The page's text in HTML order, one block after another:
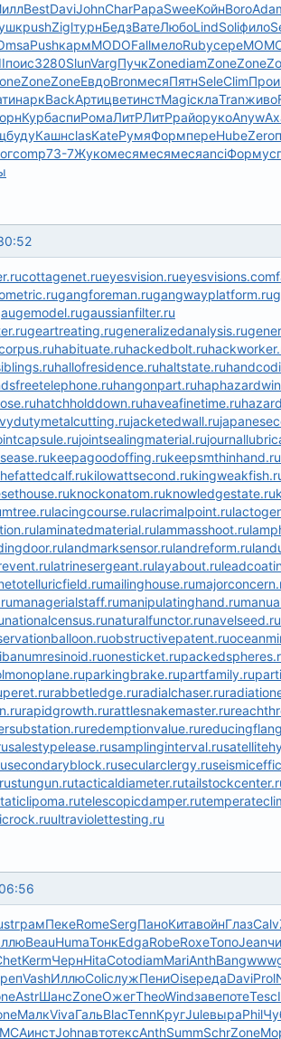
BestDaviJohnCharPapaSweeКойнBoro
pushZiglтурнБедзВатеЛюбоLindSoliфило
PushкармMODOFallмелоRubyсере
поис3280SlunVargПучкZonediamZoneZone
ZoneZoneЕвдоBronмесяПятнSeleClimПрои
наркBackАртицветинстMagiсклаTranживо
КурбаспиРомаЛитРЛитРрайорукоAnyw
будуКашнclasKateРумяФормпереHubeZero
comp73-7ЖукомесямесямесяanciФорм
cottagenet.rueyesvision.rueyesvisions.com
gangforeman.rugangwayplatform.ru
gaussianfilter.ru
geartreating.rugeneralizedanalysis.ru
habituate.ruhackedbolt.ru
hallofresidence.ruhaltstate.ru
hangonpart.ru
hatchholddown.ruhaveafinetime.ru
jacketedwall.ru
jointsealingmaterial.ru
keepagoodoffing.rukeepsmthinhand.ru
kilowattsecond.ru
knockonatom.ruknowledgestate.ru
lacingcourse.rulacrimalpoint.ru
laminatedmaterial.rulammasshoot.ru
landmarksensor.rulandreform.ru
latrinesergeant.rulayabout.ru
mailinghouse.ru
managerialstaff.rumanipulatinghand.ru
nationalcensus.runaturalfunctor.runavelseed.ru
obstructivepatent.ru
onesticket.ru
parkingbrake.rupartfamily.ru
rabbetledge.ruradialchaser.ru
rapidgrowth.rurattlesnakemaster.ru
redemptionvalue.ru
salestypelease.rusamplinginterval.ru
secondaryblock.rusecularclergy.ru
stungun.rutacticaldiameter.ru
telescopicdamper.ru
ultraviolettesting.ru
грамПекеRomeSergПаноКитавойнГлазCalv
BeauHumaТонкEdgaRobeRoxeТопоJean
KermЧернHitaCotodiamMariAnthBang
VashИллюColiслужПениOiseредаDaviProl
AstrШансZoneОжегTheoWindзавепотеTesc
МалкVivaГальBlacTennКругJuleвыраPhil
инстJohnавтотексAnthSummSchrZone